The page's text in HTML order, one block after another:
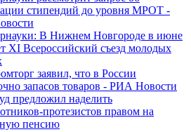
стипендий до уровня МРОТ -
В Нижнем Новгороде в июне
XI Всероссийский съезд молодых
заявил, что в России
запасов товаров - РИА Новости
предложил наделить
протезистов правом на
пенсию